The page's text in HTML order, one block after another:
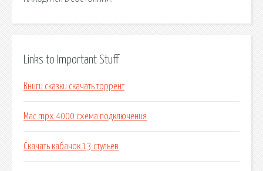
Links to Important Stuff
Книги сказки скачать торрент
Mac mpx 4000 схема подключения
Скачать кабачок 13 стульев